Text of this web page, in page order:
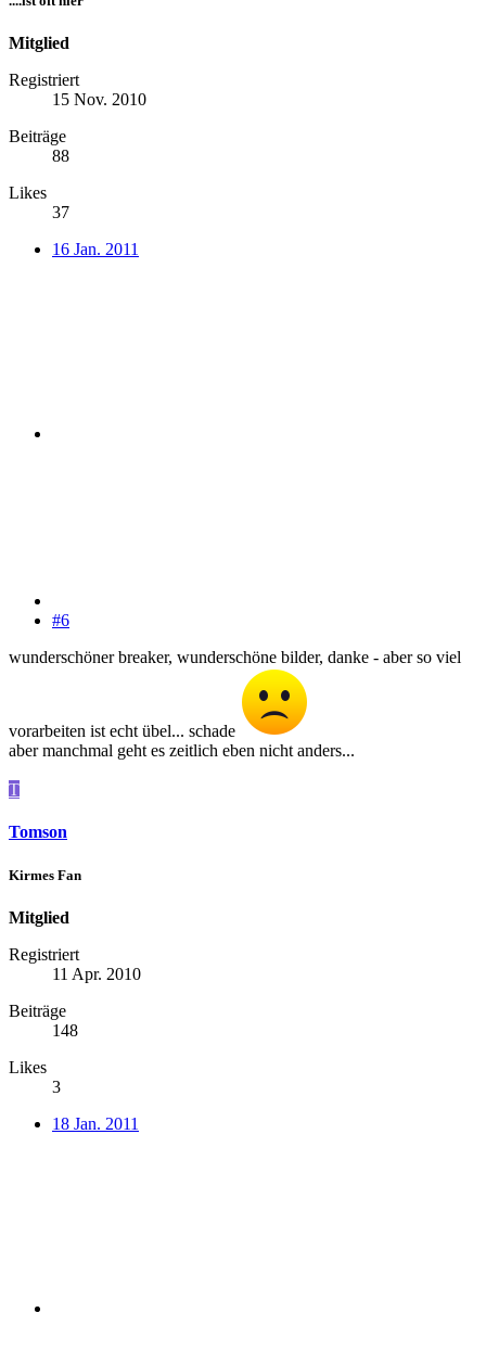
Mitglied
Registriert
15 Nov. 2010
Beiträge
88
Likes
37
16 Jan. 2011
#6
wunderschöner breaker, wunderschöne bilder, danke - aber so viel
vorarbeiten ist echt übel... schade
aber manchmal geht es zeitlich eben nicht anders...
T
Tomson
Kirmes Fan
Mitglied
Registriert
11 Apr. 2010
Beiträge
148
Likes
3
18 Jan. 2011